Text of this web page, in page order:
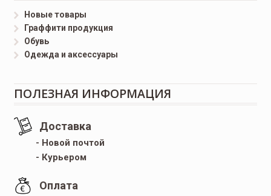
Новые товары
Граффити продукция
Обувь
Одежда и аксессуары
ПОЛЕЗНАЯ ИНФОРМАЦИЯ
Доставка
- Новой почтой
- Курьером
Оплата